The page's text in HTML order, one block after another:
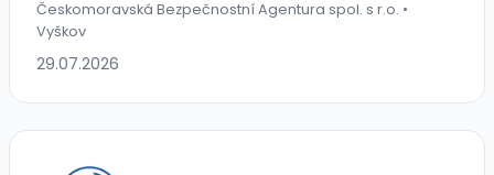
Českomoravská Bezpečnostní Agentura spol. s r.o. •
Vyškov
29.07.2026